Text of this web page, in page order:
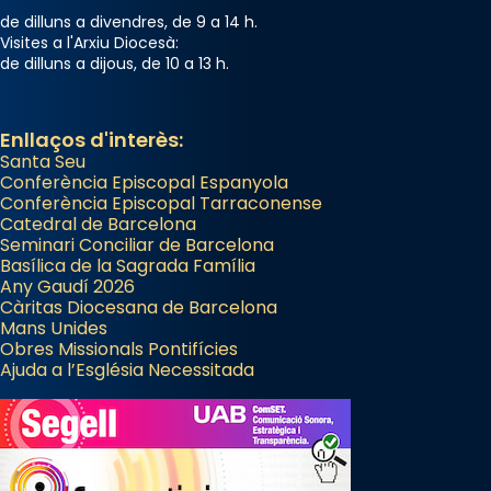
Arquebisbat de Barcelona
2 weeks ago
Memòria de les santes Juliana i
Acompanyant la història de sant Cugat, a
partir de l’Edat Mitjana sorgeix la tradició
que les santes Juliana (“relatiu a Júlia”) i
Semproniana (“relatiu a Semprònia =
eterna”) són deixebles seves. I l’any 1667, el
frare Joan Gaspar Roig, afirma en una obra
que les santes són filles de l’antiga Iluro.
Mataró en reivindicarà les relíquies fins que
les aconseguirà el 1772. L’ofici que es canta
a la “Missa de les Santes” (“Missa de
Glòria”) fou composta el 1848 per Mn.
Manuel Blanch, amb aire d’òpera
italianitzant; s’interpreta per privilegi
de dilluns a divendres, de 9 a 14 h.
Visites a l'Arxiu Diocesà:
de dilluns a dijous, de 10 a 13 h.
Enllaços d'interès:
Santa Seu
Conferència Episcopal Espanyola
Conferència Episcopal Tarraconense
Catedral de Barcelona
Seminari Conciliar de Barcelona
Basílica de la Sagrada Família
Any Gaudí 2026
Càritas Diocesana de Barcelona
Mans Unides
Obres Missionals Pontifícies
Ajuda a l’Església Necessitada